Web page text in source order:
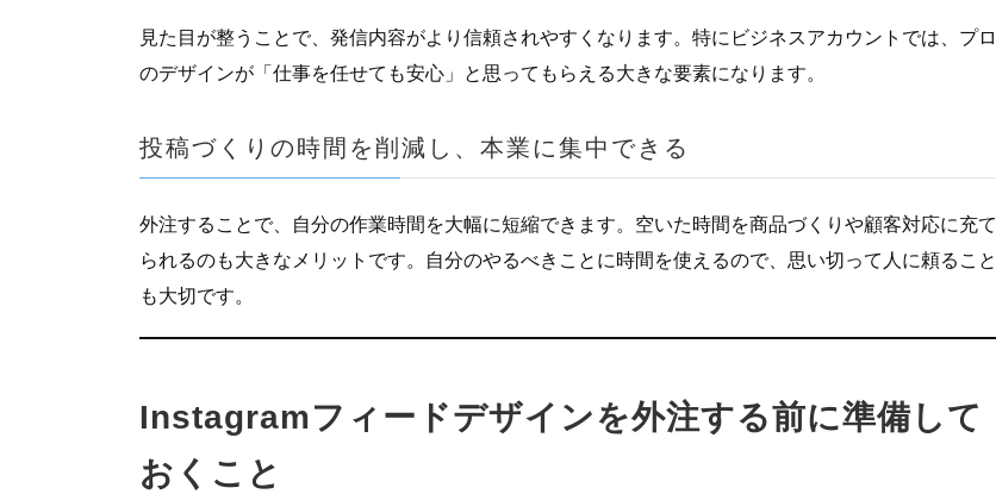
見た目が整うことで、発信内容がより信頼されやすくなります。特にビジネスアカウントでは、プロ
のデザインが「仕事を任せても安心」と思ってもらえる大きな要素になります。
投稿づくりの時間を削減し、本業に集中できる
外注することで、自分の作業時間を大幅に短縮できます。空いた時間を商品づくりや顧客対応に充て
られるのも大きなメリットです。自分のやるべきことに時間を使えるので、思い切って人に頼ること
も大切です。
Instagramフィードデザインを外注する前に準備して
おくこと